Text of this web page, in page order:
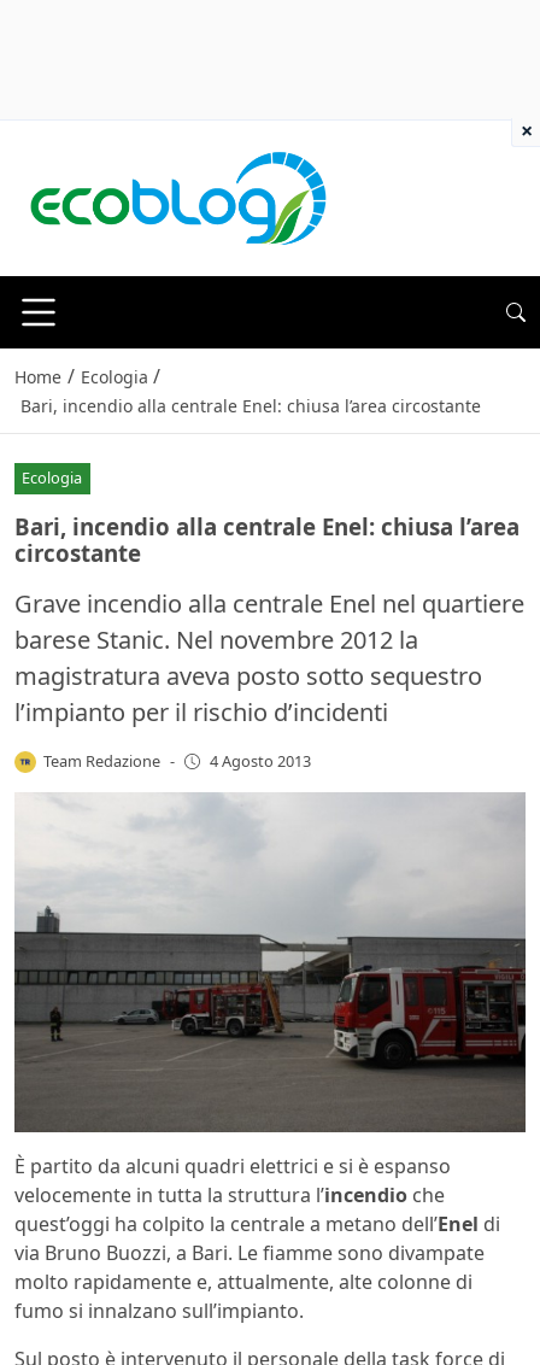
Home / Ecologia /
Bari, incendio alla centrale Enel: chiusa l’area circostante
Ecologia
Bari, incendio alla centrale Enel: chiusa l’area
circostante
Grave incendio alla centrale Enel nel quartiere
barese Stanic. Nel novembre 2012 la
magistratura aveva posto sotto sequestro
l’impianto per il rischio d’incidenti
Team Redazione - 4 Agosto 2013
È partito da alcuni quadri elettrici e si è espanso
velocemente in tutta la struttura l’incendio che
quest’oggi ha colpito la centrale a metano dell’Enel di
via Bruno Buozzi, a Bari. Le fiamme sono divampate
molto rapidamente e, attualmente, alte colonne di
fumo si innalzano sull’impianto.
Sul posto è intervenuto il personale della task force di
×